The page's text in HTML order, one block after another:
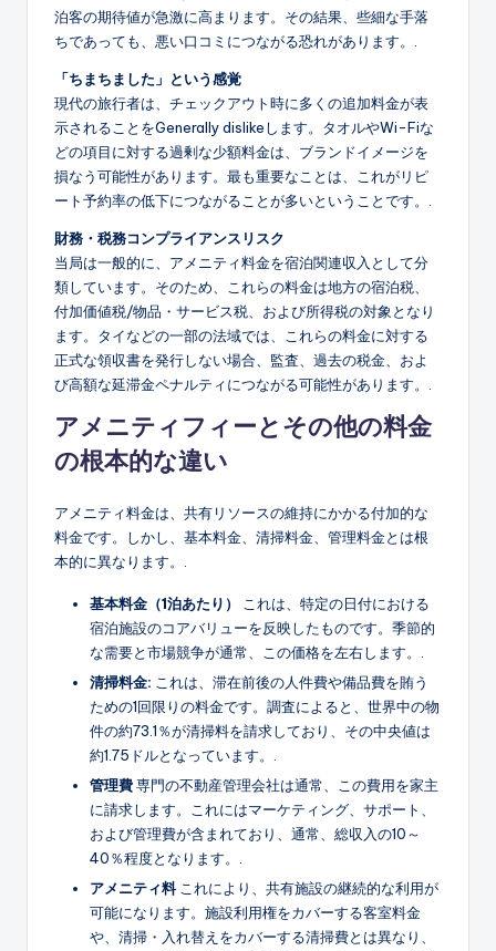
泊客の期待値が急激に高まります。その結果、些細な手落
ちであっても、悪い口コミにつながる恐れがあります。.
「ちまちました」という感覚
現代の旅行者は、チェックアウト時に多くの追加料金が表
示されることをGenerally dislikeします。タオルやWi-Fiな
どの項目に対する過剰な少額料金は、ブランドイメージを
損なう可能性があります。最も重要なことは、これがリピ
ート予約率の低下につながることが多いということです。.
財務・税務コンプライアンスリスク
当局は一般的に、アメニティ料金を宿泊関連収入として分
類しています。そのため、これらの料金は地方の宿泊税、
付加価値税/物品・サービス税、および所得税の対象となり
ます。タイなどの一部の法域では、これらの料金に対する
正式な領収書を発行しない場合、監査、過去の税金、およ
び高額な延滞金ペナルティにつながる可能性があります。.
アメニティフィーとその他の料金
の根本的な違い
アメニティ料金は、共有リソースの維持にかかる付加的な
料金です。しかし、基本料金、清掃料金、管理料金とは根
本的に異なります。.
基本料金（1泊あたり）
これは、特定の日付における
宿泊施設のコアバリューを反映したものです。季節的
な需要と市場競争が通常、この価格を左右します。.
清掃料金: これは、滞在前後の人件費や備品費を賄う
ための1回限りの料金です。調査によると、世界中の物
件の約73.1％が清掃料を請求しており、その中央値は
約1.75ドルとなっています。.
管理費専門の不動産管理会社は通常、この費用を家主
に請求します。これにはマーケティング、サポート、
および管理費が含まれており、通常、総収入の10～
40％程度となります。.
アメニティ料これにより、共有施設の継続的な利用が
可能になります。施設利用権をカバーする客室料金
や、清掃・入れ替えをカバーする清掃費とは異なり、